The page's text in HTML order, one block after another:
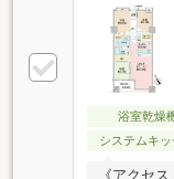
浴室乾燥
システムキッ
《アクセ